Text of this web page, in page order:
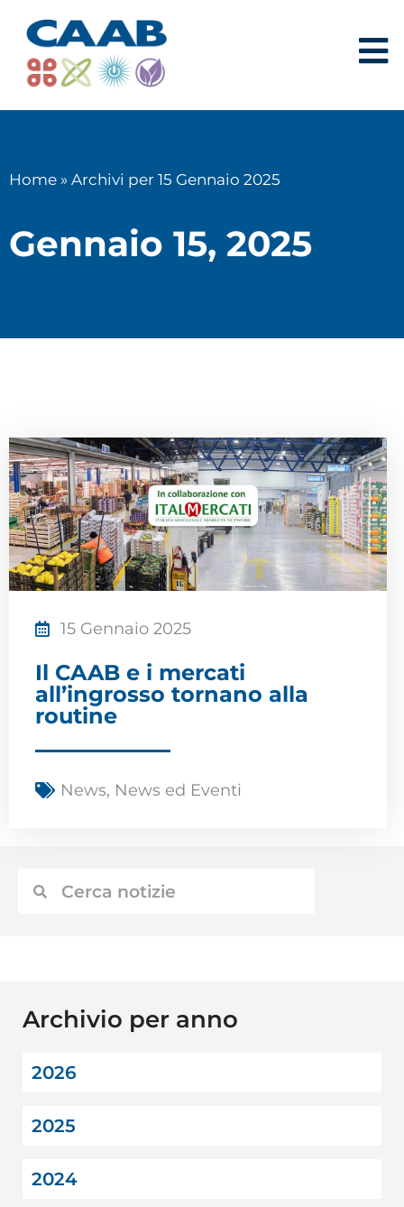
Home » Archivi per 15 Gennaio 2025
Gennaio 15, 2025
15 Gennaio 2025
Il CAAB e i mercati
all’ingrosso tornano alla
routine
News, News ed Eventi
Archivio per anno
2026
2025
2024